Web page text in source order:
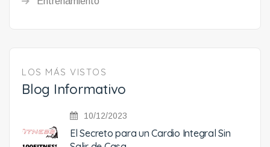
LOS MÁS VISTOS
Blog Informativo
10/12/2023
El Secreto para un Cardio Integral Sin